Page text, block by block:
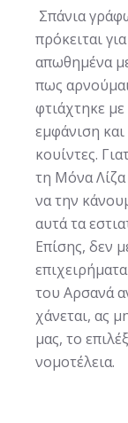
Σπάνια
πρόκειται
απωθημένα
πως
φτιάχτηκε
εμφάνιση
κουίντες.
τη Μόνα
να την
αυτά τα
Επίσης, δεν
του Αρσανά
χάνεται, ας
μας, το
νομοτέλεια.